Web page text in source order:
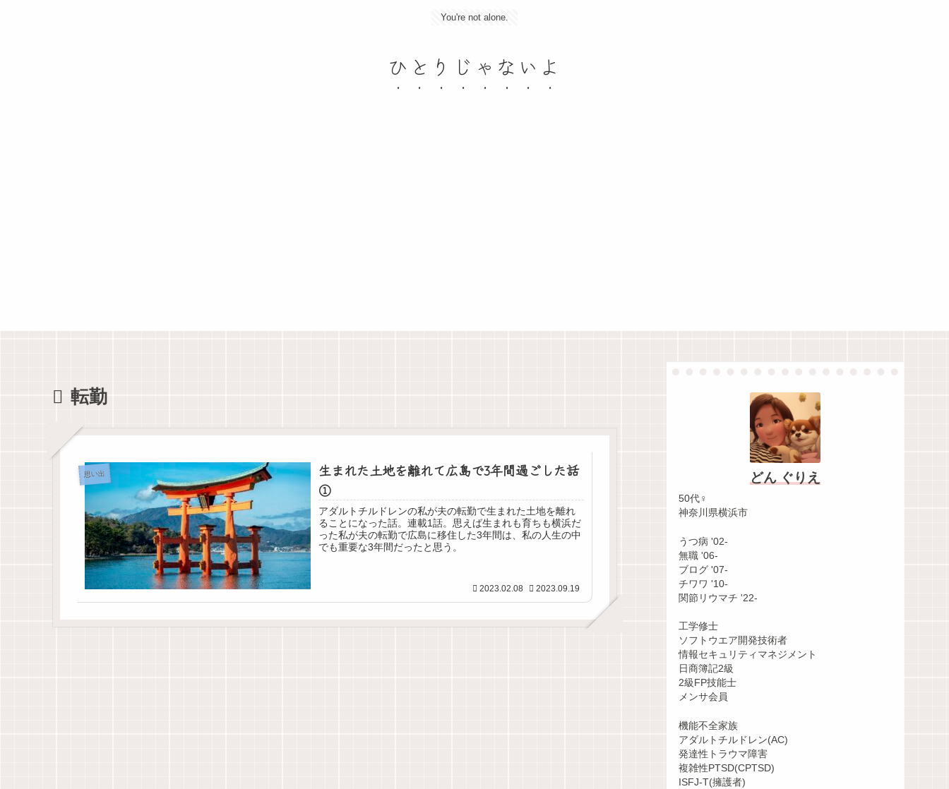
You're not alone.
ひとりじゃないよ
転勤
思い出
生まれた土地を離れて広島で3年間過ごした話
①
アダルトチルドレンの私が夫の転勤で生まれた土地を離れ
ることになった話。連載1話。思えば生まれも育ちも横浜だ
った私が夫の転勤で広島に移住した3年間は、私の人生の中
でも重要な3年間だったと思う。
2023.02.08 2023.09.19
どん ぐりえ
50代♀
神奈川県横浜市
うつ病 '02-
無職 '06-
ブログ '07-
チワワ '10-
関節リウマチ '22-
工学修士
ソフトウエア開発技術者
情報セキュリティマネジメント
日商簿記2級
2級FP技能士
メンサ会員
機能不全家族
アダルトチルドレン(AC)
発達性トラウマ障害
複雑性PTSD(CPTSD)
ISFJ-T(擁護者)